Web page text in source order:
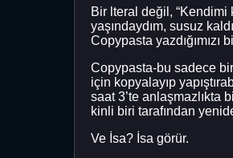
Bir lteral değil, “Kendimi
yaşındaydım, susuz
Copypasta yazdığımızı
Copypasta-bu sadece
için kopyalayıp
saat 3’te anlaşmazlıkta
kinli biri tarafından
Ve İsa? İsa görür.